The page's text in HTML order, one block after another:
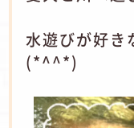
水遊びが好き
(*^^*)